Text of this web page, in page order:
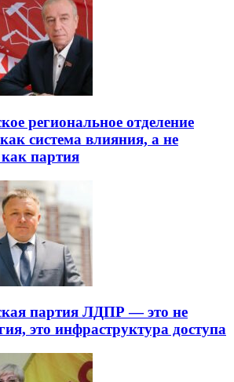
региональное отделение
система влияния, а не
партия
партия ЛДПР — это не
это инфраструктура доступа